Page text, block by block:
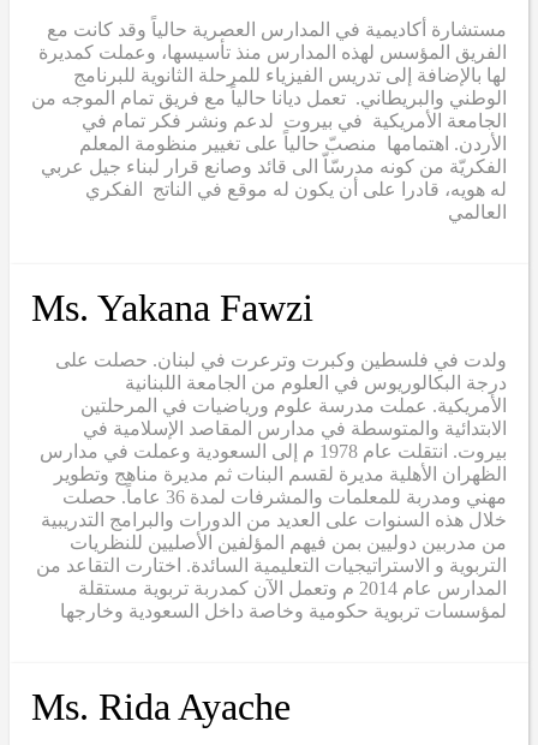
مستشارة أكاديمية في المدارس العصرية حالياً وقد كانت مع
الفريق المؤسس لهذه المدارس منذ تأسيسها، وعملت كمديرة
لها بالإضافة إلى تدريس الفيزياء للمرحلة الثانوية للبرنامج
الوطني والبريطاني. تعمل ديانا حالياً مع فريق تمام الموجه من
الجامعة الأمريكية في بيروت لدعم ونشر فكر تمام في
الأردن. اهتمامها منصبّ حالياً على تغيير منظومة المعلم
الفكريّة من كونه مدرسّاّ الى قائد وصانع قرار لبناء جيل عربي
له هويه، قادرا على أن يكون له موقع في الناتج الفكري
العالمي
Ms. Yakana Fawzi
ولدت في فلسطين وكبرت وترعرت في لبنان. حصلت على
درجة البكالوريوس في العلوم من الجامعة اللبنانية
الأمريكية. عملت مدرسة علوم ورياضيات في المرحلتين
الابتدائية والمتوسطة في مدارس المقاصد الإسلامية في
بيروت. انتقلت عام 1978 م إلى السعودية وعملت في مدارس
الظهران الأهلية مديرة لقسم البنات ثم مديرة مناهج وتطوير
مهني ومدربة للمعلمات والمشرفات لمدة 36 عاماً. حصلت
خلال هذه السنوات على العديد من الدورات والبرامج التدريبية
من مدربين دوليين بمن فيهم المؤلفين الأصليين للنظريات
التربوية و الاستراتيجيات التعليمية السائدة. اختارت التقاعد من
المدارس عام 2014 م وتعمل الآن كمدربة تربوية مستقلة
لمؤسسات تربوية حكومية وخاصة داخل السعودية وخارجها
Ms. Rida Ayache